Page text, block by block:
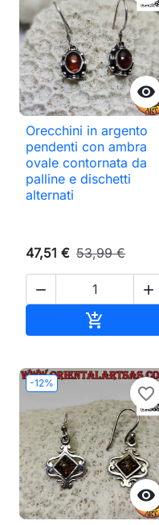

Orecchini in argento
pendenti con ambra
ovale contornata da
palline e dischetti
alternati
47,51 € 53,99 €
 

-12%

favorite_border